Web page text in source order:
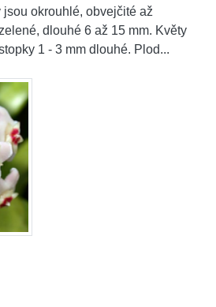
okrouhlé, obvejčité až
dlouhé 6 až 15 mm. Květy
1 - 3 mm dlouhé. Plod...